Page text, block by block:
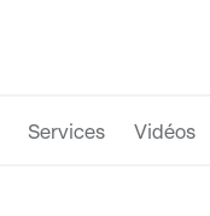
Services Vidéos